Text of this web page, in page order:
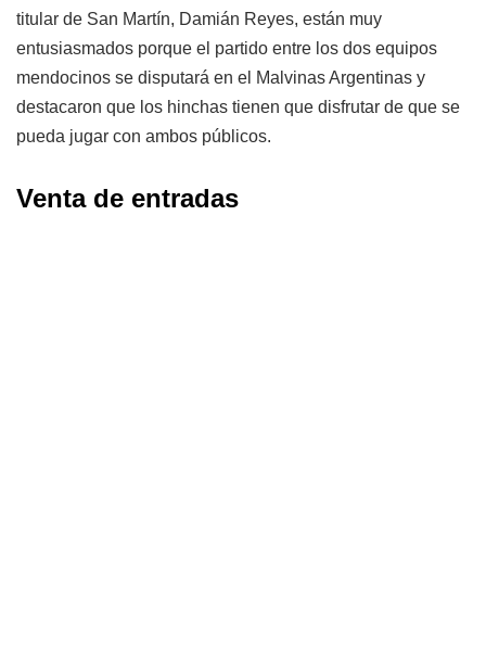
titular de San Martín, Damián Reyes, están muy
entusiasmados porque el partido entre los dos equipos
mendocinos se disputará en el Malvinas Argentinas y
destacaron que los hinchas tienen que disfrutar de que se
pueda jugar con ambos públicos.
Venta de entradas